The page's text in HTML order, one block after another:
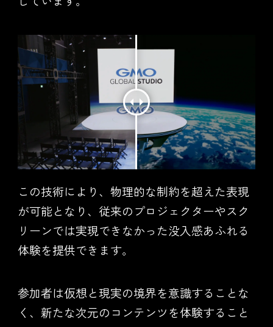
この技術により、物理的な制約を超えた表現
が可能となり、従来のプロジェクターやスク
リーンでは実現できなかった没入感あふれる
体験を提供できます。
参加者は仮想と現実の境界を意識することな
く、新たな次元のコンテンツを体験すること